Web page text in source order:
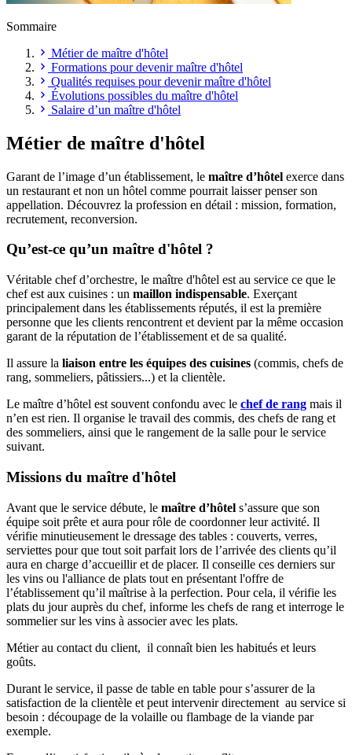
Sommaire
Métier de maître d'hôtel
Formations pour devenir maître d'hôtel
Qualités requises pour devenir maître d'hôtel
Évolutions possibles du maître d'hôtel
Salaire d’un maître d'hôtel
Métier de maître d'hôtel
Garant de l’image d’un établissement, le maître d’hôtel exerce dans
un restaurant et non un hôtel comme pourrait laisser penser son
appellation. Découvrez la profession en détail : mission, formation,
recrutement, reconversion.
Qu’est-ce qu’un maître d'hôtel ?
Véritable chef d’orchestre, le maître d'hôtel est au service ce que le
chef est aux cuisines : un maillon indispensable. Exerçant
principalement dans les établissements réputés, il est la première
personne que les clients rencontrent et devient par la même occasion
garant de la réputation de l’établissement et de sa qualité.
Il assure la liaison entre les équipes des cuisines (commis, chefs de
rang, sommeliers, pâtissiers...) et la clientèle.
Le maître d’hôtel est souvent confondu avec le chef de rang mais il
n’en est rien. Il organise le travail des commis, des chefs de rang et
des sommeliers, ainsi que le rangement de la salle pour le service
suivant.
Missions du maître d'hôtel
Avant que le service débute, le maître d’hôtel s’assure que son
équipe soit prête et aura pour rôle de coordonner leur activité. Il
vérifie minutieusement le dressage des tables : couverts, verres,
serviettes pour que tout soit parfait lors de l’arrivée des clients qu’il
aura en charge d’accueillir et de placer. Il conseille ces derniers sur
les vins ou l'alliance de plats tout en présentant l'offre de
l’établissement qu’il maîtrise à la perfection. Pour cela, il vérifie les
plats du jour auprès du chef, informe les chefs de rang et interroge le
sommelier sur les vins à associer avec les plats.
Métier au contact du client, il connaît bien les habitués et leurs
goûts.
Durant le service, il passe de table en table pour s’assurer de la
satisfaction de la clientèle et peut intervenir directement au service si
besoin : découpage de la volaille ou flambage de la viande par
exemple.